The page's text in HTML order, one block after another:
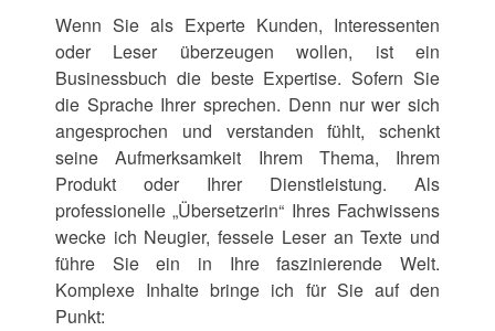
Wenn Sie als Experte Kunden, Interessenten
oder Leser überzeugen wollen, ist ein
Businessbuch die beste Expertise. Sofern Sie
die Sprache Ihrer sprechen. Denn nur wer sich
angesprochen und verstanden fühlt, schenkt
seine Aufmerksamkeit Ihrem Thema, Ihrem
Produkt oder Ihrer Dienstleistung. Als
professionelle „Übersetzerin“ Ihres Fachwissens
wecke ich Neugier, fessele Leser an Texte und
führe Sie ein in Ihre faszinierende Welt.
Komplexe Inhalte bringe ich für Sie auf den
Punkt: